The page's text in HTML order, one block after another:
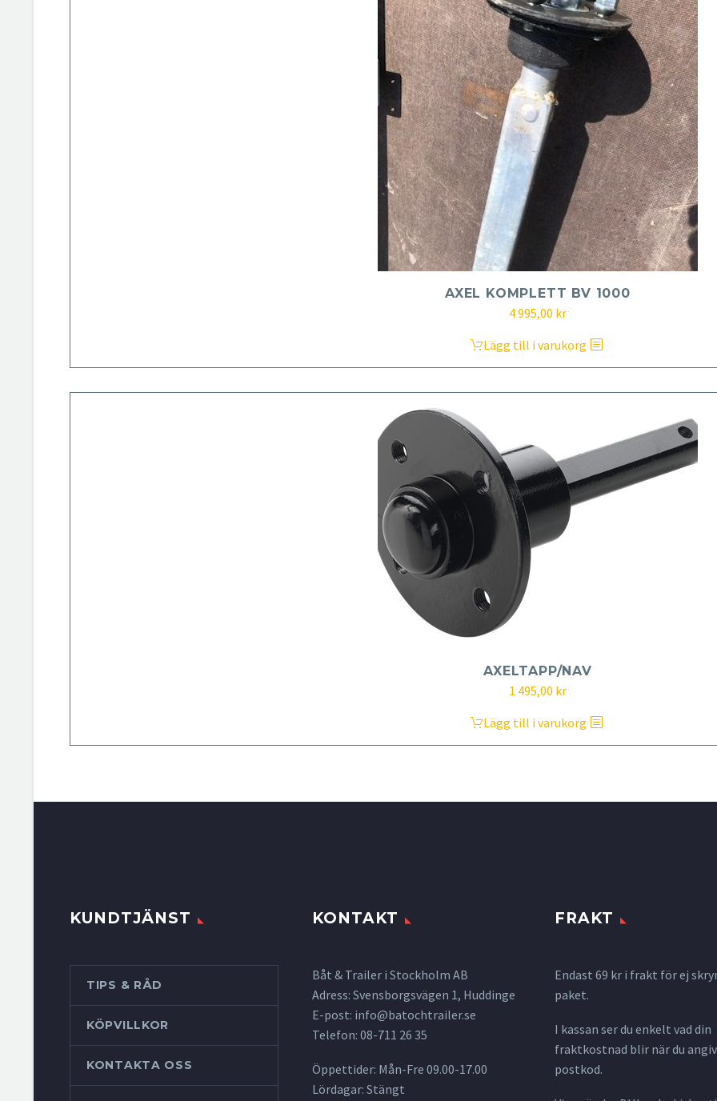
AXEL KOMPLETT BV 1000
4 995,00 kr
Lägg till i varukorg
AXELTAPP/NAV
1 495,00 kr
Lägg till i varukorg
KUNDTJÄNST
TIPS & RÅD
KÖPVILLKOR
KONTAKTA OSS
KONTAKT
Båt & Trailer i Stockholm AB
Adress: Svensborgsvägen 1, Huddinge
E-post: info@batochtrailer.se
Telefon: 08-711 26 35
Öppettider: Mån-Fre 09.00-17.00
Lördagar: Stängt
FRAKT
Endast 69 kr i frakt för ej
paket.
I kassan ser du enkelt vad din
fraktkostnad blir när du
postkod.